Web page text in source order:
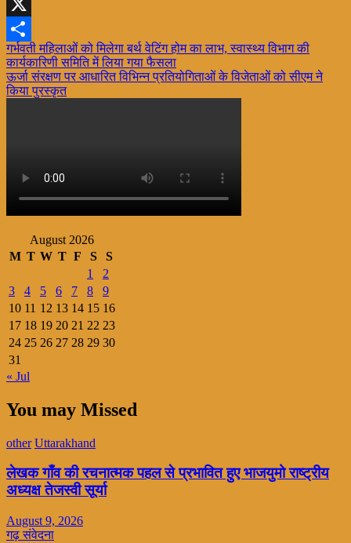
WhatsApp
X
Share
Post
navigation
गर्भवती महिलाओं को मिलेगा बर्थ वेटिंग होम का लाभ, स्वास्थ्य विभाग की
कार्यकारिणी समिति में लिया गया फैसला
ऊर्जा संरक्षण पर आधारित विभिन्न प्रतियोगिताओं के विजेताओं को सीएम ने
किया पुरस्कृत
August 2026
M T W T F S
S
1
2
3
4 5 6 7 8
9
10 11 12 13 14 15 16
17 18 19 20 21 22 23
24 25 26 27 28 29 30
31
« Jul
You may Missed
other Uttarakhand
लेखक गाँव की रचनात्मक पहल से प्रभावित हुए भाजयुमो राष्ट्रीय
अध्यक्ष तेजस्वी सूर्या
August 9, 2026
गढ़ संवेदना